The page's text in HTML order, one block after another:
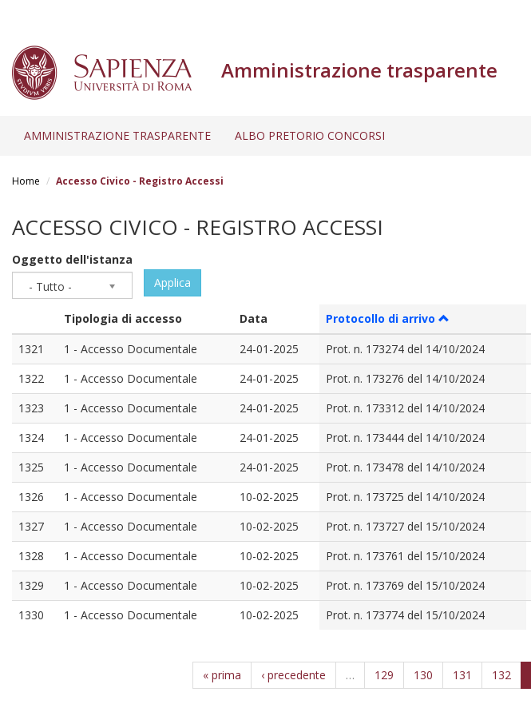
Amministrazione trasparente
AMMINISTRAZIONE TRASPARENTE ALBO PRETORIO CONCORSI
Home Accesso Civico - Registro Accessi
ACCESSO CIVICO - REGISTRO ACCESSI
Oggetto dell'istanza
- Tutto -
Applica
Tipologia di accesso Data Protocollo di arrivo
1321
1 - Accesso Documentale 24-01-2025 Prot. n. 173274 del 14/10/2024
1322
1 - Accesso Documentale 24-01-2025 Prot. n. 173276 del 14/10/2024
1323
1 - Accesso Documentale 24-01-2025 Prot. n. 173312 del 14/10/2024
1324
1 - Accesso Documentale 24-01-2025 Prot. n. 173444 del 14/10/2024
1325
1 - Accesso Documentale 24-01-2025 Prot. n. 173478 del 14/10/2024
1326
1 - Accesso Documentale 10-02-2025 Prot. n. 173725 del 14/10/2024
1327
1 - Accesso Documentale 10-02-2025 Prot. n. 173727 del 15/10/2024
1328
1 - Accesso Documentale 10-02-2025 Prot. n. 173761 del 15/10/2024
1329
1 - Accesso Documentale 10-02-2025 Prot. n. 173769 del 15/10/2024
1330
1 - Accesso Documentale 10-02-2025 Prot. n. 173774 del 15/10/2024
« prima ‹ precedente … 129 130 131 132